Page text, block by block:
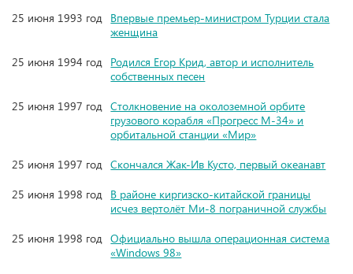
25 июня 1993 год Впервые премьер-министром Турции стала
женщина
25 июня 1994 год Родился Егор Крид, автор и исполнитель
собственных песен
25 июня 1997 год Столкновение на околоземной орбите
грузового корабля «Прогресс М-34» и
орбитальной станции «Мир»
25 июня 1997 год Скончался Жак-Ив Кусто, первый океанавт
25 июня 1998 год В районе киргизско-китайской границы
исчез вертолёт Ми-8 пограничной службы
25 июня 1998 год Официально вышла операционная система
«Windows 98»